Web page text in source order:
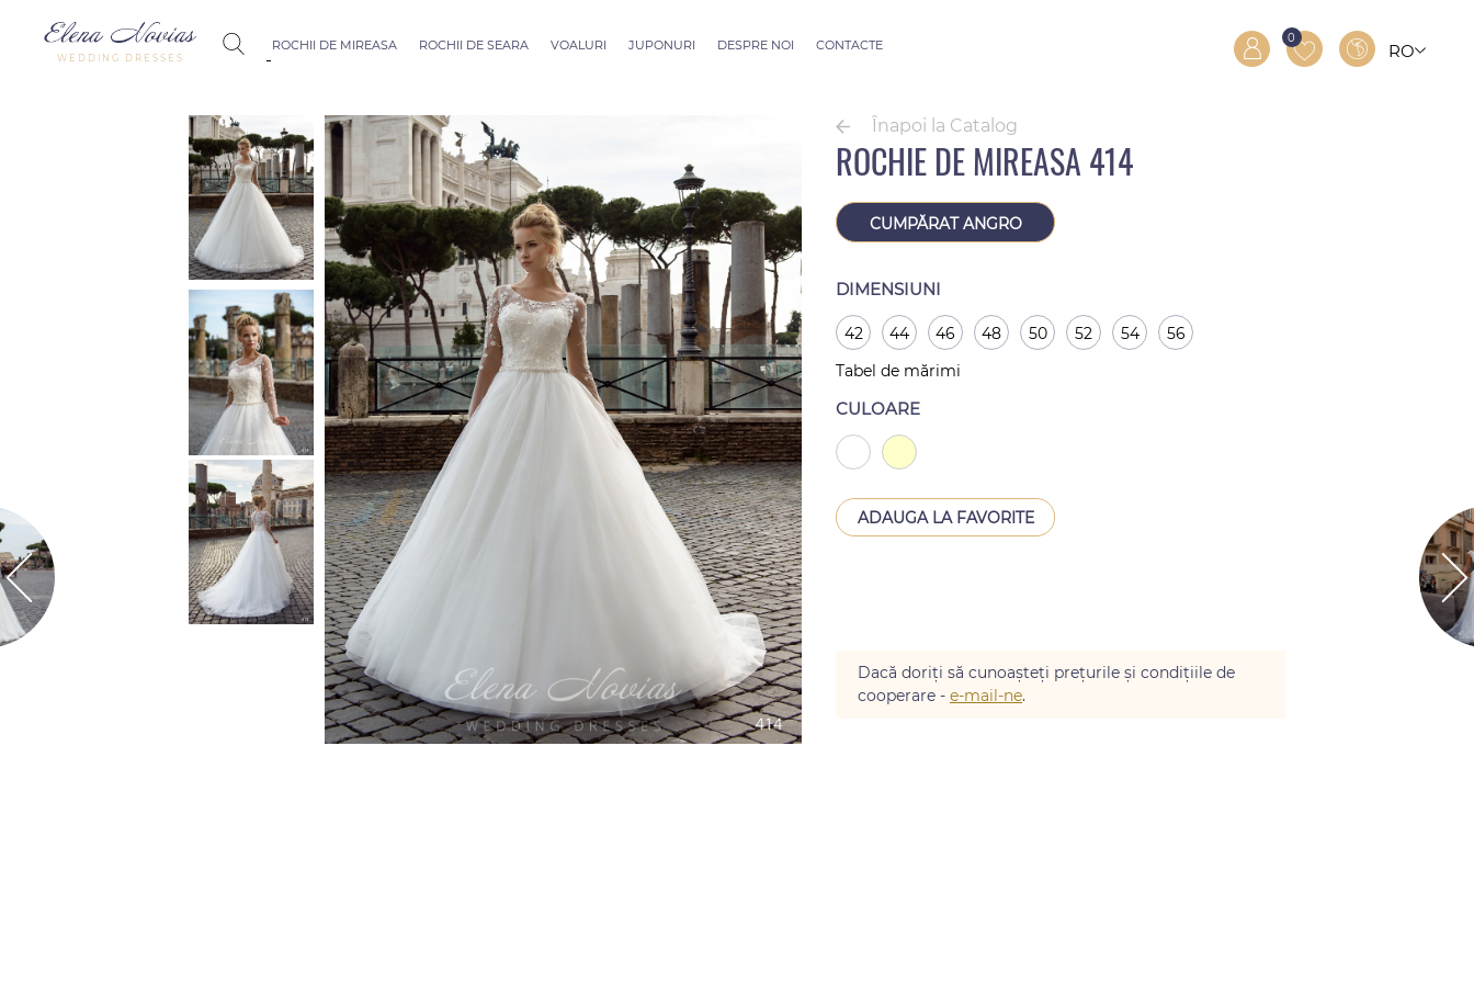
WEDDING DRESSES
ROCHII DE MIREASA
Seville
Thessaloniki
Athens
Melody
Vienna
Dubai Couture
Rome
ROCHII DE SEARA
Allure
VOALURI
Voaluri Dubai Couture
Voaluri Rome
JUPONURI DESPRE NOI CONTACTE 0
RO
Înapoi la Catalog
ROCHIE DE MIREASA 414
CUMPĂRAT ANGRO
DIMENSIUNI
42 44 46 48 50 52 54
56
Tabel de mărimi
CULOARE
ADAUGA LA FAVORITE
Dacă doriți să cunoașteți prețurile și condițiile de
cooperare - e-mail-ne.